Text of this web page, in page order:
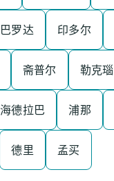
巴罗达 印多尔
斋普尔 勒克瑙
海德拉巴 浦那
德里 孟买